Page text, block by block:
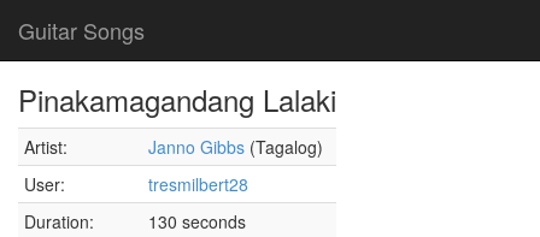
Guitar Songs
Pinakamagandang Lalaki
Artist: Janno Gibbs (Tagalog)
User:
tresmilbert28
Duration:
130 seconds